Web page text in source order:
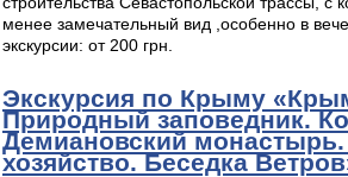
менее замечательный вид ,особенно в
экскурсии: от 200 грн.
Экскурсия по Крыму
Природный заповедник.
Демиановский
хозяйство. Беседка